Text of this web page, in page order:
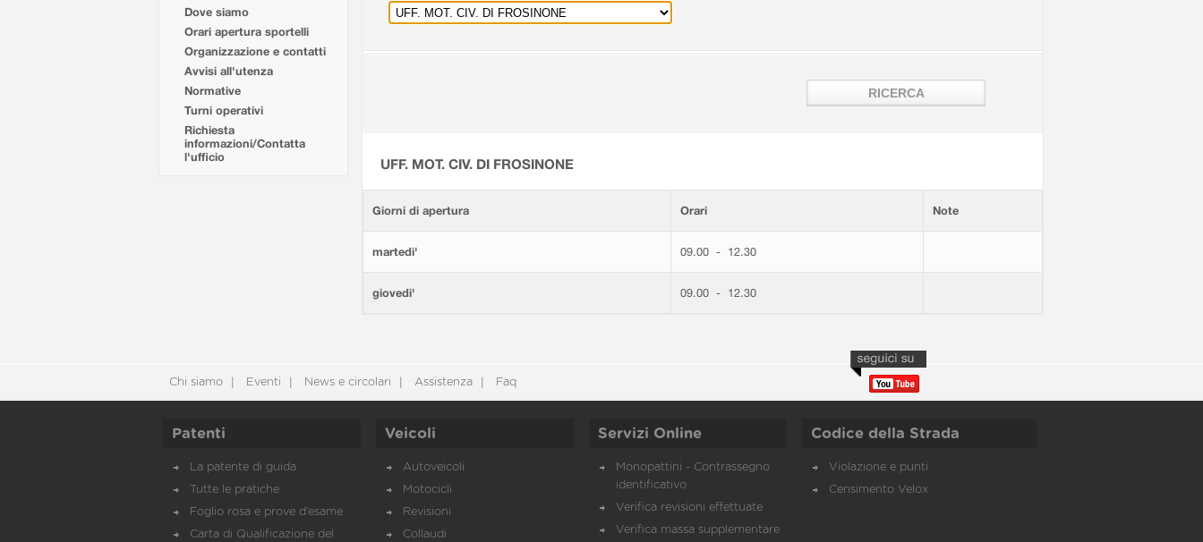
Dove siamo
Orari apertura sportelli
Organizzazione e contatti
Avvisi all'utenza
Normative
Turni operativi
Richiesta
informazioni/Contatta
l'ufficio
UFF. MOT. CIV. DI FROSINONE
Giorni di apertura Orari Note
martedi' 09.00 - 12.30
giovedi' 09.00 - 12.30
Chi siamo Eventi News e circolari Assistenza Faq
Patenti
La patente di guida
Tutte le pratiche
Foglio rosa e prove d’esame
Carta di Qualificazione del
Veicoli
Autoveicoli
Motocicli
Revisioni
Collaudi
Servizi Online
Monopattini - Contrassegno
identificativo
Verifica revisioni effettuate
Verifica massa supplementare
Codice della Strada
Violazione e punti
Censimento Velox